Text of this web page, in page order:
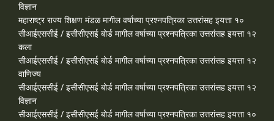
विज्ञान
महाराष्ट्र राज्य शिक्षण मंडळ मागील वर्षाच्या प्रश्‍नपत्रिका उत्तरांसह इयत्ता १०
सीआईएससीई / इसीसीएसई बोर्ड मागील वर्षाच्या प्रश्‍नपत्रिका उत्तरांसह इयत्ता १२
कला
सीआईएससीई / इसीसीएसई बोर्ड मागील वर्षाच्या प्रश्‍नपत्रिका उत्तरांसह इयत्ता १२
वाणिज्य
सीआईएससीई / इसीसीएसई बोर्ड मागील वर्षाच्या प्रश्‍नपत्रिका उत्तरांसह इयत्ता १२
विज्ञान
सीआईएससीई / इसीसीएसई बोर्ड मागील वर्षाच्या प्रश्‍नपत्रिका उत्तरांसह इयत्ता १०